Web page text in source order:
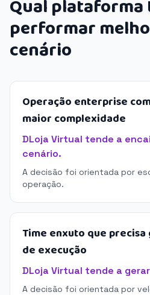
Qual plataforma
performar
cenário
Operação enterprise
maior complexidade
DLoja Virtual tende a
cenário.
A decisão foi orientada por
operação.
Time enxuto que
de execução
DLoja Virtual tende a
A decisão foi orientada por